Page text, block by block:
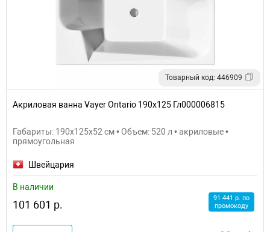
Товарный код: 446909
Акриловая ванна Vayer Ontario 190x125 Гл000006815
Габариты: 190x125x52 см • Объем: 520 л • акриловые •
прямоугольная
Швейцария
В наличии
101 601 р.
91 441 р. по
промокоду